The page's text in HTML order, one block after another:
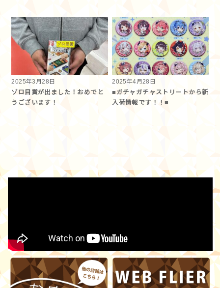
2025年3月28日
ゾロ目賞が出ました！おめでと
うございます！
2025年4月28日
■ガチャガチャストリートから新
入荷情報です！！■